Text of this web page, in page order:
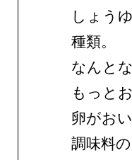
しょう
種類。
なんと
もっと
卵がお
調味料